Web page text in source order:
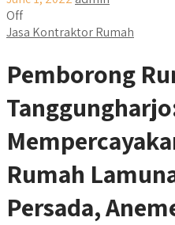
Off
Jasa Kontraktor Rumah
Pemborong
Rumah
Persada,